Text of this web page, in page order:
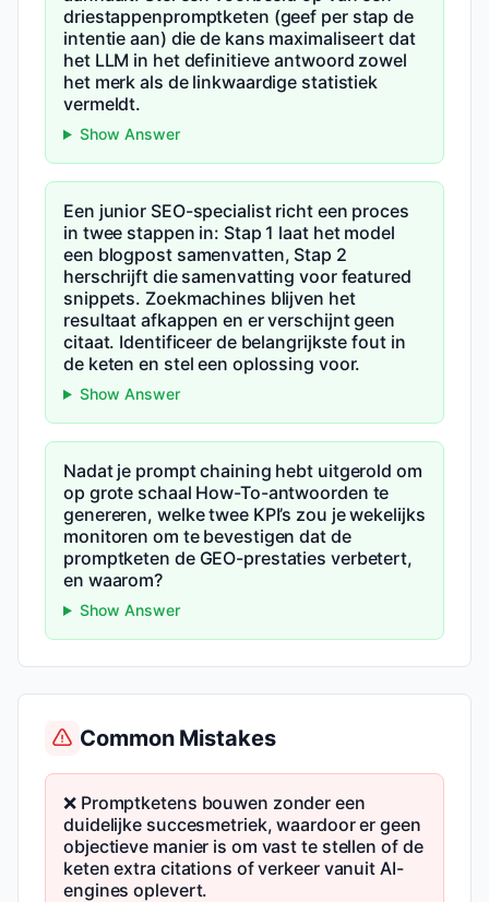
driestappenpromptketen (geef per stap de
intentie aan) die de kans maximaliseert dat
het LLM in het definitieve antwoord zowel
het merk als de linkwaardige statistiek
vermeldt.
Show Answer
Een junior SEO-specialist richt een proces
in twee stappen in: Stap 1 laat het model
een blogpost samenvatten, Stap 2
herschrijft die samenvatting voor featured
snippets. Zoekmachines blijven het
resultaat afkappen en er verschijnt geen
citaat. Identificeer de belangrijkste fout in
de keten en stel een oplossing voor.
Show Answer
Nadat je prompt chaining hebt uitgerold om
op grote schaal How-To-antwoorden te
genereren, welke twee KPI’s zou je wekelijks
monitoren om te bevestigen dat de
promptketen de GEO-prestaties verbetert,
en waarom?
Show Answer
Common Mistakes
❌ Promptketens bouwen zonder een
duidelijke succesmetriek, waardoor er geen
objectieve manier is om vast te stellen of de
keten extra citations of verkeer vanuit AI-
engines oplevert.